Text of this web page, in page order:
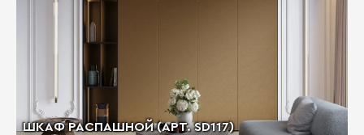
ШКАФ РАСПАШНОЙ (АРТ. SD117)